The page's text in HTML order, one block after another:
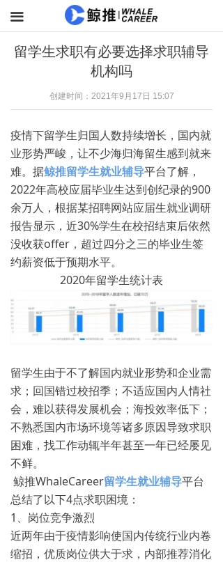
끀
留学生求职有必要选择求职辅导
机构吗
创建时间： 2021年9月17日 15:07
疫情下留学生归国人数持续增长，国内就
业形势严峻，让不少海归海留生感到就来
难。据鲸推留学生就业辅导平台了解，
2022年高校应届毕业生达到创纪录的900
余万人，根据某招聘网站应届生就业调研
报告显示，近30%学生在校招结束后依然
没收获offer，超过四分之三的毕业生签
约薪资低于预期水平。
2020年留学生统计表
留学生由于不了解国内就业形势和企业需
求；回国错过校招季；不适应国内人情社
会，难以获得发展机会；海投效率低下；
不熟悉国内市场环境等诸多原因导致求职
困难，找工作动辄半年甚至一年已经屡见
不鲜。
鲸推WhaleCareer留学生就业辅导平台
总结了以下4点求职困境：
1、岗位竞争激烈
近两年由于疫情影响使国内传统行业内卷
缩招，优质岗位供大于求，内部推荐消化